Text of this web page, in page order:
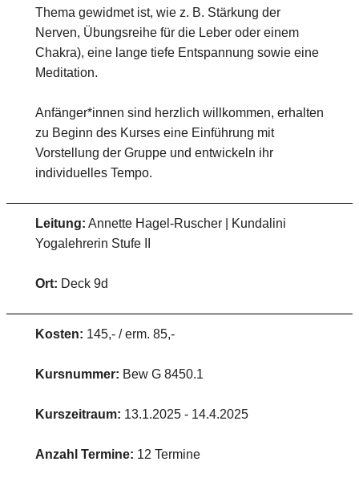
Thema gewidmet ist, wie z. B. Stärkung der
Nerven, Übungsreihe für die Leber oder einem
Chakra), eine lange tiefe Entspannung sowie eine
Meditation.
Anfänger*innen sind herzlich willkommen, erhalten
zu Beginn des Kurses eine Einführung mit
Vorstellung der Gruppe und entwickeln ihr
individuelles Tempo.
Leitung: Annette Hagel-Ruscher | Kundalini
Yogalehrerin Stufe II
Ort: Deck 9d
Kosten: 145,- / erm. 85,-
Kursnummer: Bew G 8450.1
Kurszeitraum: 13.1.2025 - 14.4.2025
Anzahl Termine: 12 Termine